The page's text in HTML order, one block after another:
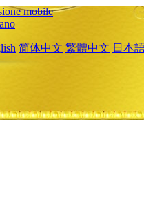
mobile
简体中文 繁體中文 日本